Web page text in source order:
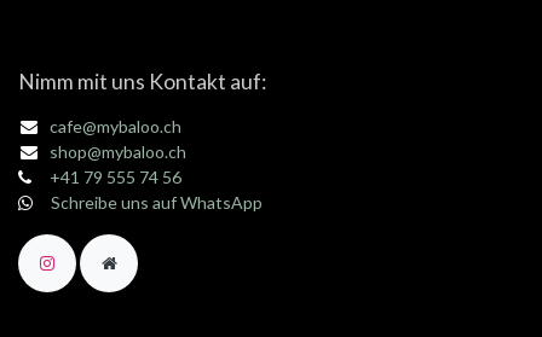
Nimm mit uns Kontakt auf:
cafe@mybaloo.ch
shop@mybaloo.ch
+41 79 555 74 56
Schreibe uns auf WhatsApp